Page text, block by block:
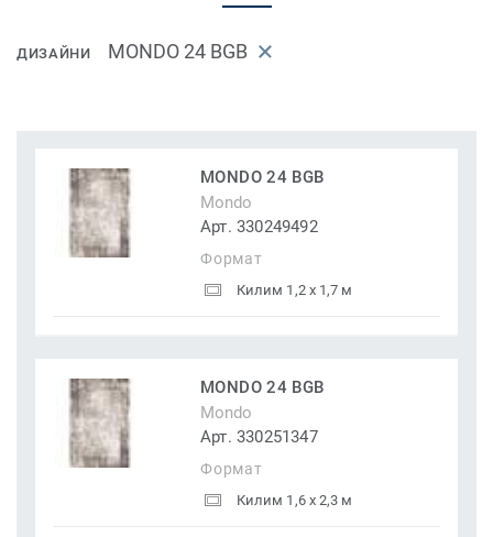
ДИЗАЙНИ MONDO 24 BGB
MONDO 24 BGB
Mondo
Арт. 330249492
Формат
Килим 1,2 x 1,7 м
MONDO 24 BGB
Mondo
Арт. 330251347
Формат
Килим 1,6 x 2,3 м